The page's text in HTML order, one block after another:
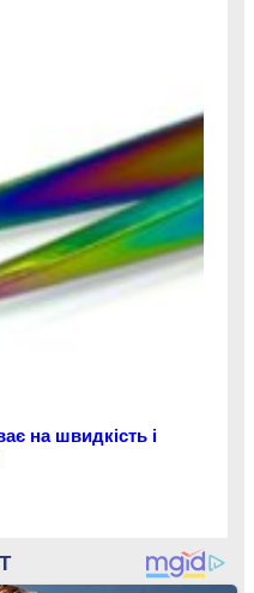
на швидкість і